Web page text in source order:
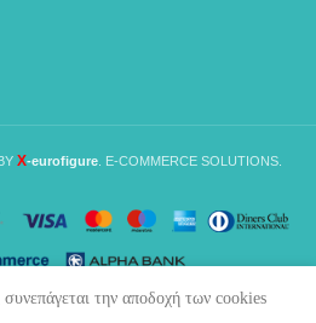
X-eurofigure. E-COMMERCE SOLUTIONS.
την αποδοχή των cookies